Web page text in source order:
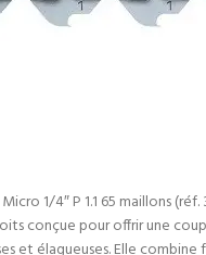
1/4″ P 1.1 65 maillons
conçue pour offrir une